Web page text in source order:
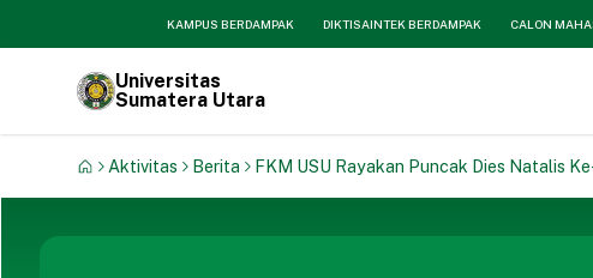
KAMPUS BERDAMPAK DIKTISAINTEK BERDAMPAK CALON
Universitas
Sumatera Utara
Aktivitas Berita FKM USU Rayakan Puncak Dies Natalis